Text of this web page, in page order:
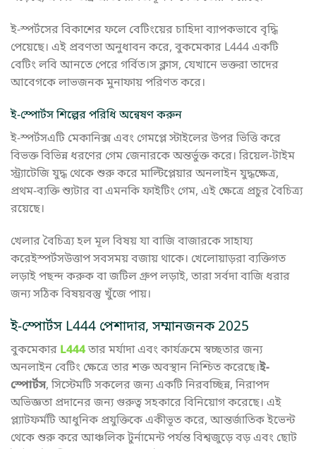
ই-স্পর্টসের বিকাশের ফলে বেটিংয়ের চাহিদা ব্যাপকভাবে বৃদ্ধি
পেয়েছে। এই প্রবণতা অনুধাবন করে, বুকমেকার L444 একটি
বেটিং লবি আনতে পেরে গর্বিত।স ক্লাস, যেখানে ভক্তরা তাদের
আবেগকে লাভজনক মুনাফায় পরিণত করে।
ই-স্পোর্টস শিল্পের পরিধি অন্বেষণ করুন
ই-স্পর্টসএটি মেকানিক্স এবং গেমপ্লে স্টাইলের উপর ভিত্তি করে
বিভক্ত বিভিন্ন ধরণের গেম জেনারকে অন্তর্ভুক্ত করে। রিয়েল-টাইম
স্ট্র্যাটেজি যুদ্ধ থেকে শুরু করে মাল্টিপ্লেয়ার অনলাইন যুদ্ধক্ষেত্র,
প্রথম-ব্যক্তি শ্যুটার বা এমনকি ফাইটিং গেম, এই ক্ষেত্রে প্রচুর বৈচিত্র্য
রয়েছে।
খেলার বৈচিত্র্য হল মূল বিষয় যা বাজি বাজারকে সাহায্য
করেইস্পর্টসউত্তাপ সবসময় বজায় থাকে। খেলোয়াড়রা ব্যক্তিগত
লড়াই পছন্দ করুক বা জটিল গ্রুপ লড়াই, তারা সর্বদা বাজি ধরার
জন্য সঠিক বিষয়বস্তু খুঁজে পায়।
ই-স্পোর্টস L444 পেশাদার, সম্মানজনক 2025
বুকমেকার L444তার মর্যাদা এবং কার্যক্রমে স্বচ্ছতার জন্য
অনলাইন বেটিং ক্ষেত্রে তার শক্ত অবস্থান নিশ্চিত করেছে।ই-
স্পোর্টস, সিস্টেমটি সকলের জন্য একটি নিরবচ্ছিন্ন, নিরাপদ
অভিজ্ঞতা প্রদানের জন্য গুরুত্ব সহকারে বিনিয়োগ করেছে। এই
প্ল্যাটফর্মটি আধুনিক প্রযুক্তিকে একীভূত করে, আন্তর্জাতিক ইভেন্ট
থেকে শুরু করে আঞ্চলিক টুর্নামেন্ট পর্যন্ত বিশ্বজুড়ে বড় এবং ছোট